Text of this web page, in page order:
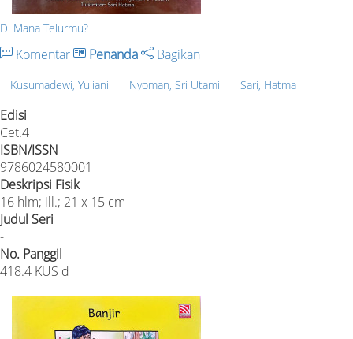
Di Mana Telurmu?
Komentar Penanda Bagikan
Kusumadewi, Yuliani Nyoman, Sri Utami Sari, Hatma
Edisi
Cet.4
ISBN/ISSN
9786024580001
Deskripsi Fisik
16 hlm; ill.; 21 x 15 cm
Judul Seri
-
No. Panggil
418.4 KUS d